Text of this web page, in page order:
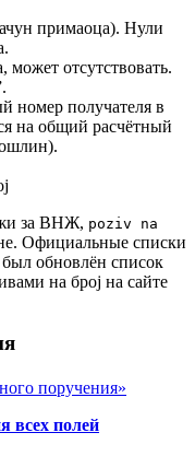
примаоца). Нули
отсутствовать.
номер получателя в
на общий расчётный
за ВНЖ, poziv na
Официальные списки
обновлён список
на број на сайте
поручения»
всех полей